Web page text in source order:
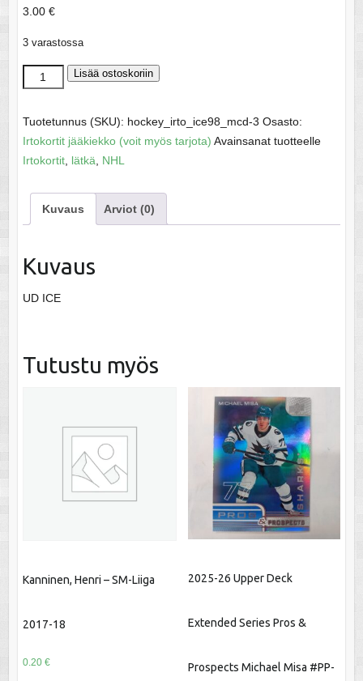
3.00 €
3 varastossa
Sakic,
Joe
Lisää ostoskoriin
Tuotetunnus (SKU): hockey_irto_ice98_mcd-3 Osasto:
Irtokortit jääkiekko (voit myös tarjota) Avainsanat tuotteelle
Irtokortit, lätkä NHL
Kuvaus Arviot (0)
Kuvaus
UD ICE
Tutustu myös
Kanninen, Henri – SM-Liiga
2017-18
0.20 €
2025-26 Upper Deck
Extended Series Pros &
Prospects Michael Misa #PP-